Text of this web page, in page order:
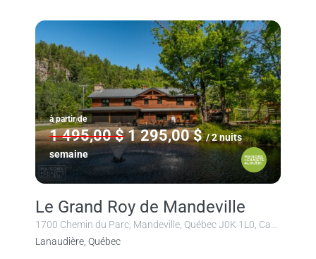
à partir de
1 495,00 $ 1 295,00 $ / 2 nuits
semaine
Le Grand Roy de Mandeville
Lanaudière, Québec